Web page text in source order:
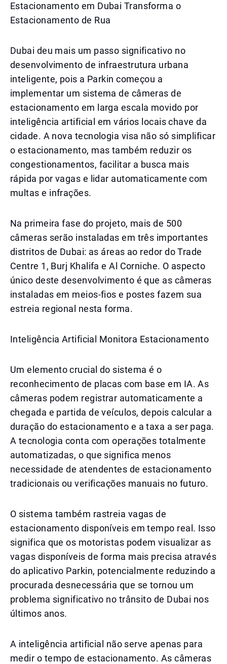
Estacionamento em Dubai Transforma o
Estacionamento de Rua
Dubai deu mais um passo significativo no
desenvolvimento de infraestrutura urbana
inteligente, pois a Parkin começou a
implementar um sistema de câmeras de
estacionamento em larga escala movido por
inteligência artificial em vários locais chave da
cidade. A nova tecnologia visa não só simplificar
o estacionamento, mas também reduzir os
congestionamentos, facilitar a busca mais
rápida por vagas e lidar automaticamente com
multas e infrações.
Na primeira fase do projeto, mais de 500
câmeras serão instaladas em três importantes
distritos de Dubai: as áreas ao redor do Trade
Centre 1, Burj Khalifa e Al Corniche. O aspecto
único deste desenvolvimento é que as câmeras
instaladas em meios-fios e postes fazem sua
estreia regional nesta forma.
Inteligência Artificial Monitora Estacionamento
Um elemento crucial do sistema é o
reconhecimento de placas com base em IA. As
câmeras podem registrar automaticamente a
chegada e partida de veículos, depois calcular a
duração do estacionamento e a taxa a ser paga.
A tecnologia conta com operações totalmente
automatizadas, o que significa menos
necessidade de atendentes de estacionamento
tradicionais ou verificações manuais no futuro.
O sistema também rastreia vagas de
estacionamento disponíveis em tempo real. Isso
significa que os motoristas podem visualizar as
vagas disponíveis de forma mais precisa através
do aplicativo Parkin, potencialmente reduzindo a
procurada desnecessária que se tornou um
problema significativo no trânsito de Dubai nos
últimos anos.
A inteligência artificial não serve apenas para
medir o tempo de estacionamento. As câmeras